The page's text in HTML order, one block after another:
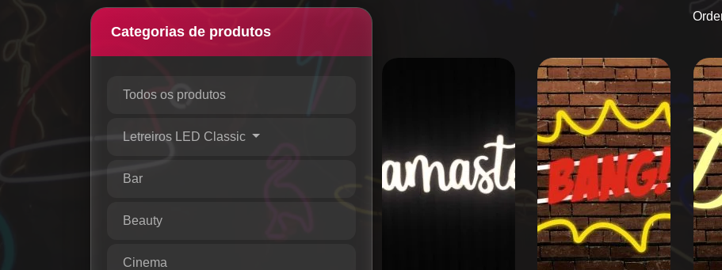
Categorias de produtos
Todos os produtos
Letreiros LED Classic
Bar
Beauty
Cinema